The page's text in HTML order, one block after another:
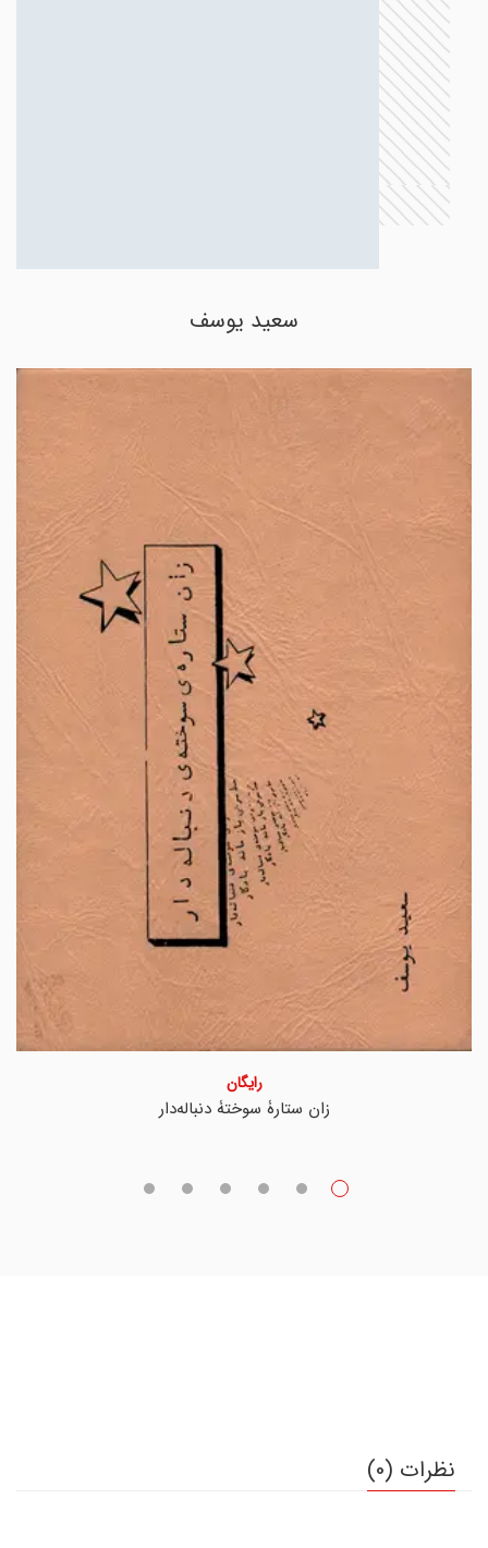
سعید یوسف
زان ستارۀ سوختۀ دنباله‌دار
رایگان
نظرات (0)